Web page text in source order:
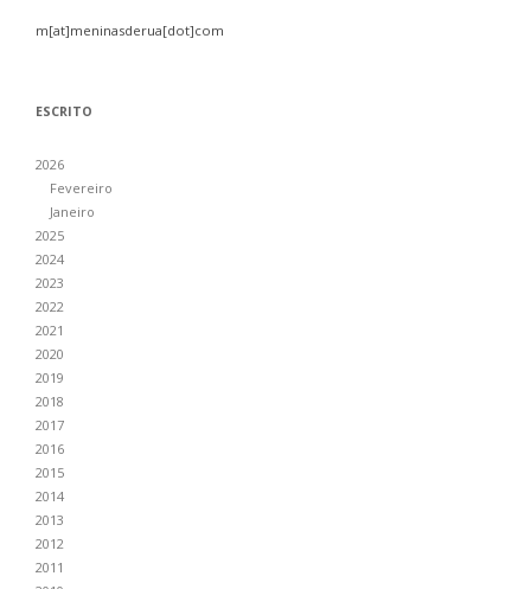
m[at]meninasderua[dot]com
ESCRITO
2026
Fevereiro
Janeiro
2025
2024
2023
2022
2021
2020
2019
2018
2017
2016
2015
2014
2013
2012
2011